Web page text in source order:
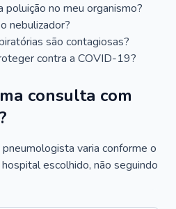
no meu organismo?
nebulizador?
são contagiosas?
contra a COVID-19?
consulta com
varia conforme o
escolhido, não seguindo